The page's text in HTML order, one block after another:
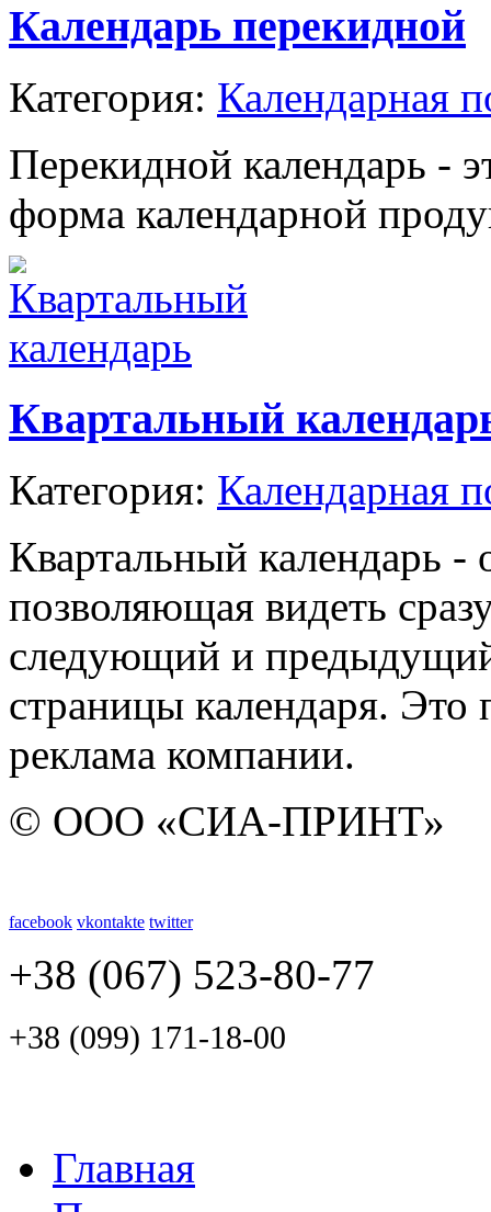
Календарь перекидной
Категория: Календарная
Перекидной календарь -
форма календарной
Квартальный
Категория: Календарная
Квартальный календарь -
позволяющая видеть
следующий и
страницы календаря. Это
реклама компании.
© ООО «СИА-ПРИНТ»
facebook vkontakte twitter
+38 (067) 523-80-77
+38 (099) 171-18-00
Главная